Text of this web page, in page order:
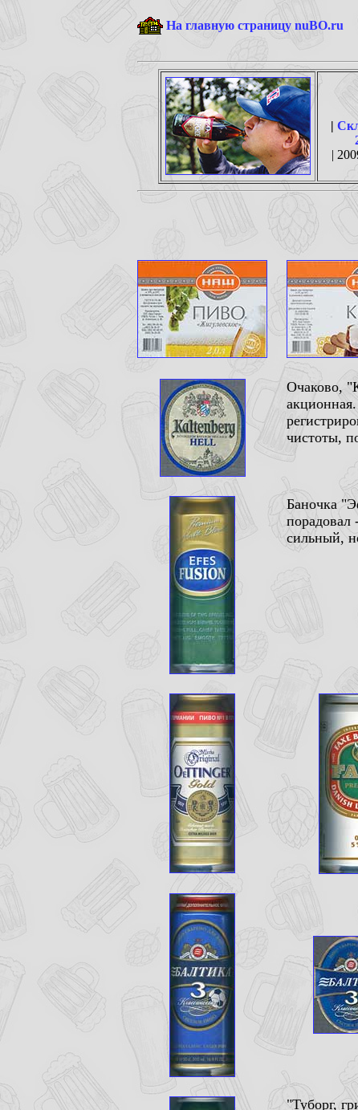
На главную страницу nuBO.ru
|
|
Очаково,
чистоты,
Баночка
порадовал
сильный,
"Туборг,